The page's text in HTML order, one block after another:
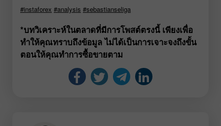
#instaforex #analysis #sebastianseliga
*บทวิเคราะห์ในตลาดที่มีการโพสต์ตรงนี้ เพียงเพื่อ
ทำให้คุณทราบถึงข้อมูล ไม่ได้เป็นการเจาะจงถึงขั้น
ตอนให้คุณทำการซื้อขายตาม